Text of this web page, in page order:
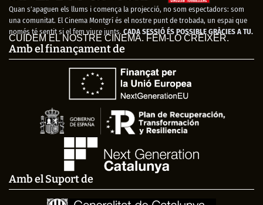
Quan s’apaguen els llums i comença la projecció, no som espectadors: som
una comunitat. El Cinema Montgrí és el nostre punt de trobada, un espai que
només té sentit si el fem viure junts. CADA SESSIÓ ÉS POSSIBLE GRÀCIES A TU.
CUIDEM EL NOSTRE CINEMA. FEM-LO CRÉIXER.
Amb el finançament de
Amb el Suport de